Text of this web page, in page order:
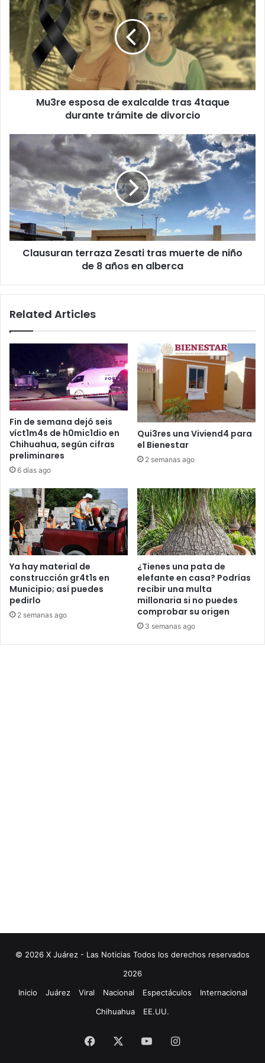
de
exalcalde
4taque
durante
trámite
de
divorcioMu3re esposa de exalcalde tras 4taque
durante trámite de divorcio
Clausuran
terraza
Zesati
tras
muerte
niño
de
8
añosClausuran terraza Zesati tras muerte de niño
de 8 años en alberca
Related Articles
Fin de semana dejó seis
víct1m4s de h0mic1dio en
Chihuahua, según cifras
preliminares
6 días ago
Qui3res una Viviend4 para
el Bienestar
2 semanas ago
Ya hay material de
construcción gr4t1s en
Municipio; así puedes
pedirlo
2 semanas ago
¿Tienes una pata de
elefante en casa? Podrías
recibir una multa
millonaria si no puedes
comprobar su origen
3 semanas ago
© 2026 X Juárez - Las Noticias Todos los derechos reservados
2026
Inicio
Juárez Viral Nacional Espectáculos
Internacional
Chihuahua
EE.UU.
Facebook YouTubeInstagram